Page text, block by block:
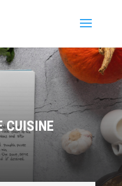
CUISINE